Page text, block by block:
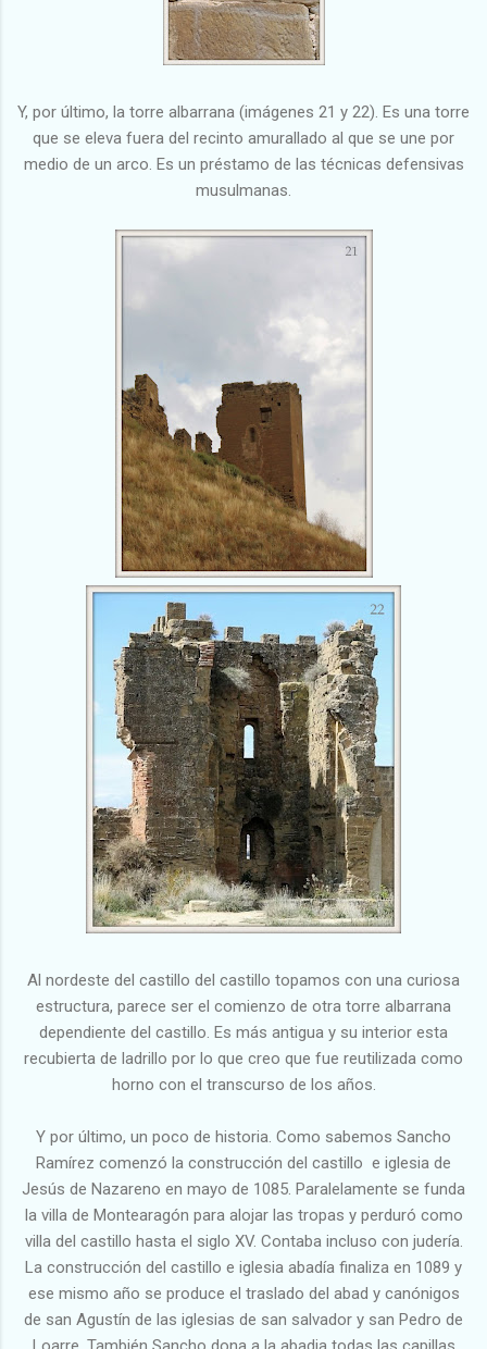
Y, por último, la torre albarrana (imágenes 21 y 22). Es una torre
que se eleva fuera del recinto amurallado al que se une por
medio de un arco. Es un préstamo de las técnicas defensivas
musulmanas.
Al nordeste del castillo del castillo topamos con una curiosa
estructura, parece ser el comienzo de otra torre albarrana
dependiente del castillo. Es más antigua y su interior esta
recubierta de ladrillo por lo que creo que fue reutilizada como
horno con el transcurso de los años.
Y por último, un poco de historia. Como sabemos Sancho
Ramírez comenzó la construcción del castillo e iglesia de
Jesús de Nazareno en mayo de 1085. Paralelamente se funda
la villa de Montearagón para alojar las tropas y perduró como
villa del castillo hasta el siglo XV. Contaba incluso con judería.
La construcción del castillo e iglesia abadía finaliza en 1089 y
ese mismo año se produce el traslado del abad y canónigos
de san Agustín de las iglesias de san salvador y san Pedro de